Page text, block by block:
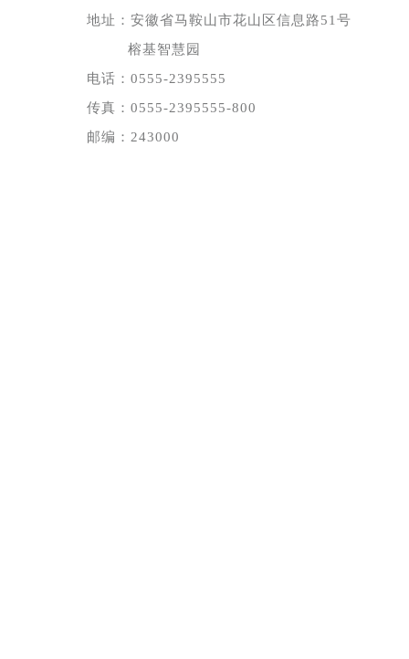
地址：安徽省马鞍山市花山区信息路51号
榕基智慧园
电话：0555-2395555
传真：0555-2395555-800
邮编：243000